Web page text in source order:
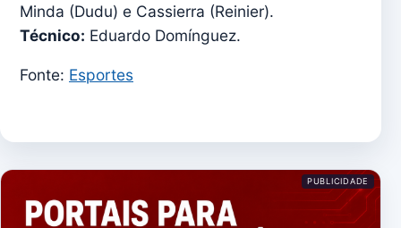
Minda (Dudu) e Cassierra (Reinier).
Técnico: Eduardo Domínguez.
Fonte: Esportes
PUBLICIDADE